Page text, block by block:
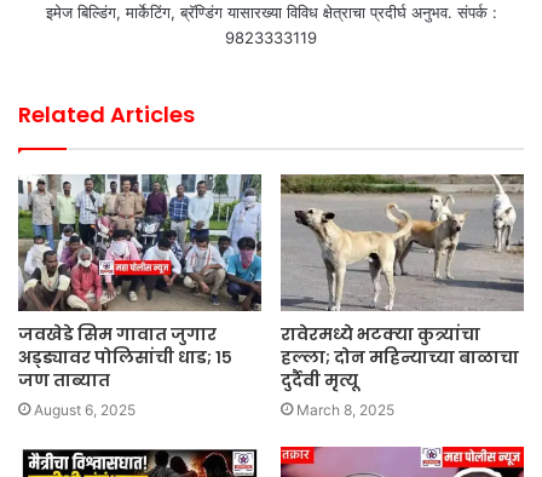
इमेज बिल्डिंग, मार्केटिंग, ब्रॅण्डिंग यासारख्या विविध क्षेत्राचा प्रदीर्घ अनुभव. संपर्क :
9823333119
Related Articles
जवखेडे सिम गावात जुगार
अड्ड्यावर पोलिसांची धाड; १५
जण ताब्यात
August 6, 2025
रावेरमध्ये भटक्या कुत्र्यांचा
हल्ला; दोन महिन्याच्या बाळाचा
दुर्दैवी मृत्यू
March 8, 2025